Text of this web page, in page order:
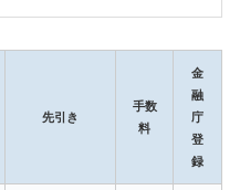
先引き
手数
料
金
融
庁
登
録